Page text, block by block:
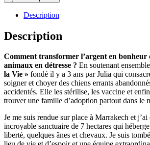
Nos
Amis
la
Vie
Bracelet
"Lily"
Description
Description
Comment transformer l’argent en bonheur
animaux en détresse ? En soutenant ensemble
la Vie » fondé il y a 3 ans par Julia qui
soigner et choyer des chiens errants
accidentés. Elle les stérilise, les vaccine et
trouver une famille d’adoption partout dans le
Je me suis rendue sur place à Marrakech et
incroyable sanctuaire de 7 hectares qui
liberté, quelques ânes et chevaux. Je suis